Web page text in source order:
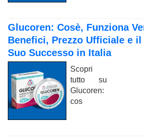
Glucoren: Cosè, Funziona
Benefici, Prezzo Ufficiale e il
Suo Successo in Italia
Scopri
tutto su
Glucoren:
cos